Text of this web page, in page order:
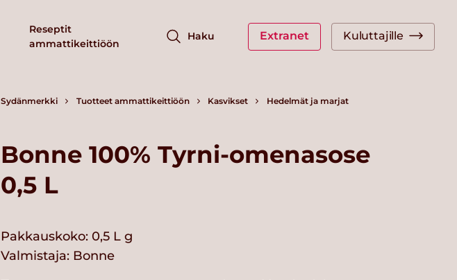
Reseptit
ammattikeittiöön
Haku Extranet Kuluttajille
Sydänmerkki Tuotteet ammattikeittiöön Kasvikset Hedelmät ja marjat
Bonne 100% Tyrni-omenasose
0,5 L
Pakkauskoko: 0,5 L g
Valmistaja: Bonne